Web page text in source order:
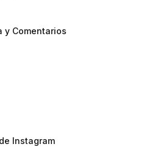
y Comentarios
Instagram